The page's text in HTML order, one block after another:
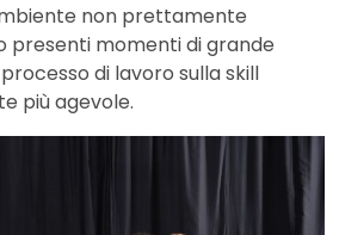
non prettamente
presenti momenti di grande
di lavoro sulla skill
più agevole.